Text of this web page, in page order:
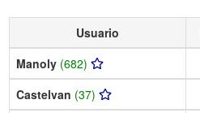
Usuario
Manoly (682)
Castelvan (37)